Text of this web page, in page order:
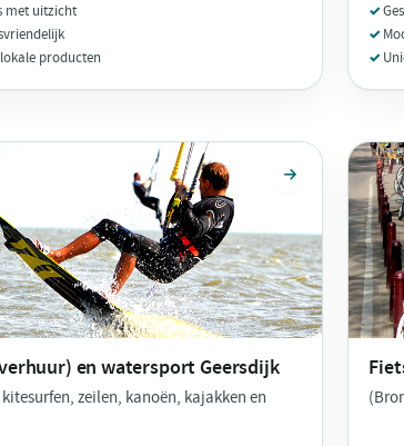
met uitzicht
producten
en watersportGeersdijk
zeilen, kanoën, kajakken en